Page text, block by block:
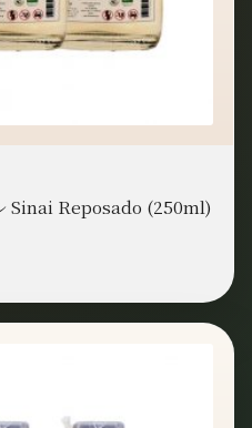
Sinai Reposado (250ml)